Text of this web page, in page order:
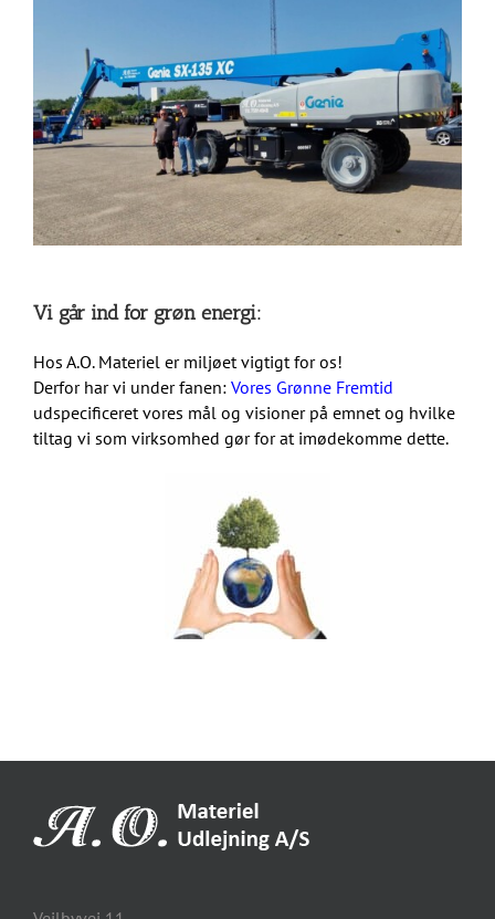
Vi går ind for grøn energi:
Hos A.O. Materiel er miljøet vigtigt for os!
Derfor har vi under fanen: Vores Grønne Fremtid
udspecificeret vores mål og visioner på emnet og hvilke
tiltag vi som virksomhed gør for at imødekomme dette.